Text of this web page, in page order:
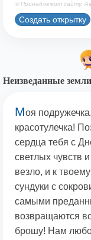
© Принадлежит сайту.
Создать открытку
Неизведанные
Моя
красотулечка!
сердца тебя с
светлых чувств
везло, и к
сундуки с
самыми
возвращаются
брошу! Нам